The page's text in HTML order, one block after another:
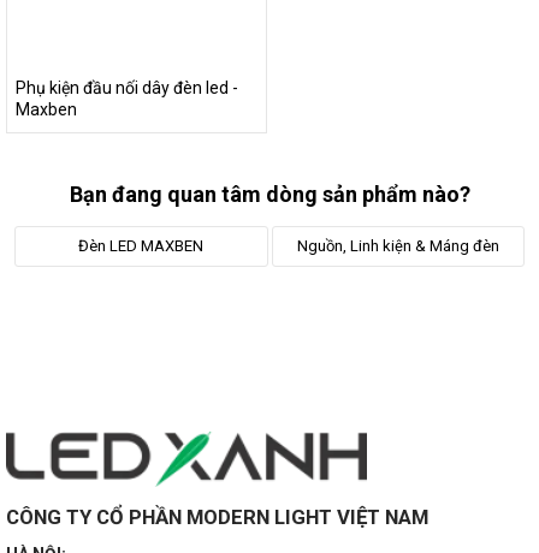
Phụ kiện đầu nối dây đèn led -
Maxben
Bạn đang quan tâm dòng sản phẩm nào?
Đèn LED MAXBEN Nguồn, Linh kiện & Máng đèn
CÔNG TY CỔ PHẦN MODERN LIGHT VIỆT NAM